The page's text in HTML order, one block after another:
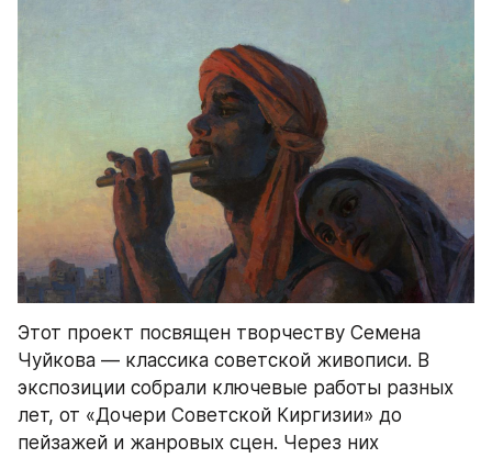
Этот проект посвящен творчеству Семена
Чуйкова — классика советской живописи. В
экспозиции собрали ключевые работы разных
лет, от «Дочери Советской Киргизии» до
пейзажей и жанровых сцен. Через них